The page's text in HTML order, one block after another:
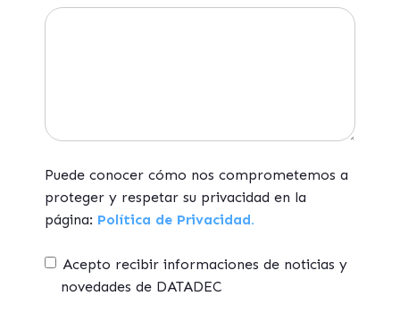
Puede conocer cómo nos comprometemos a
proteger y respetar su privacidad en la
página: Política de Privacidad.
Acepto recibir informaciones de noticias y
novedades de DATADEC